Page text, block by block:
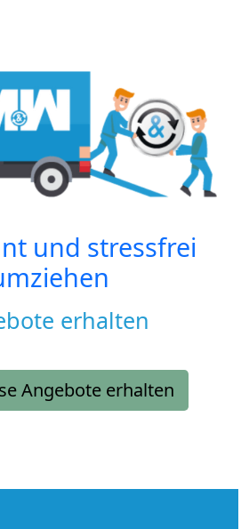
und stressfrei
erhalten
Angebote erhalten